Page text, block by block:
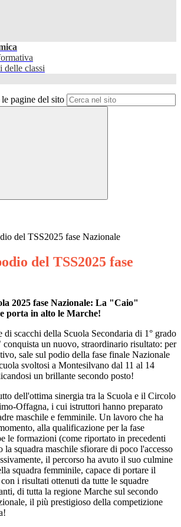
delle classi
pagine del sito
del TSS2025 fase Nazionale
del TSS2025 fase
2025 fase Nazionale: La "Caio"
porta in alto le Marche!
di scacchi della Scuola Secondaria di 1° grado
un nuovo, straordinario risultato: per
sale sul podio della fase finale Nazionale
svoltosi a Montesilvano dal 11 al 14
un brillante secondo posto!
dell'ottima sinergia tra la Scuola e il Circolo
Offagna, i cui istruttori hanno preparato
maschile e femminile. Un lavoro che ha
alla qualificazione per la fase
le formazioni (come riportato in precedenti
la squadra maschile sfiorare di poco l'accesso
il percorso ha avuto il suo culmine
squadra femminile, capace di portare il
i risultati ottenuti da tutte le squadre
di tutta la regione Marche sul secondo
il più prestigioso della competizione